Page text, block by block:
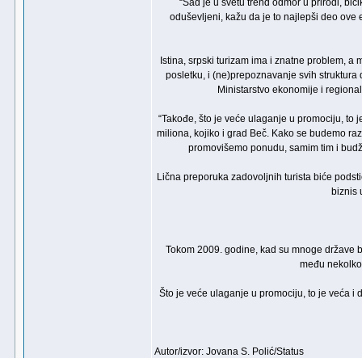
“Sad je u svetu trend odmor u prirodi,
oduševljeni, kažu da je to najlepši deo ove
Istina, srpski turizam ima i znatne problem,
posletku, i (ne)prepoznavanje svih
Ministarstvo ekonomije i
“Takođe, što je veće ulaganje u promociju, to
miliona, kojiko i grad Beč. Kako se budemo
promovišemo ponudu, samim tim i
Lična preporuka zadovoljnih turista biće
biznis
Tokom 2009. godine, kad su mnoge države
među
Što je veće ulaganje u promociju, to je veća i
Autor/izvor: Jovana S. Polić/Status